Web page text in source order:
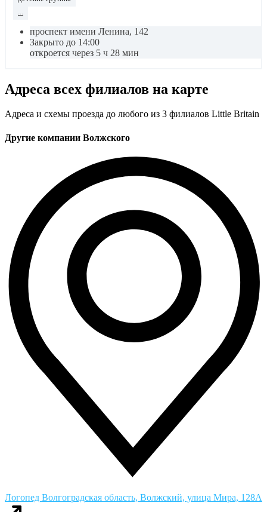
проспект имени Ленина, 142
Закрыто до 14:00
откроется через 5 ч 28 мин
Адреса всех филиалов на карте
Адреса и схемы проезда до любого из 3 филиалов Little Britain
Другие компании Волжского
Логопед Волгоградская область, Волжский, улица Мира, 128А